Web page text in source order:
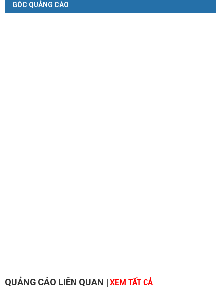
GÓC QUẢNG CÁO
QUẢNG CÁO LIÊN QUAN | XEM TẤT CẢ